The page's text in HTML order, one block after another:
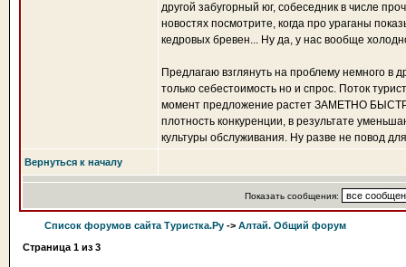
другой забугорный юг, собеседник в числе
новостях посмотрите, когда про ураганы
кедровых бревен... Ну да, у нас вообще
Предлагаю взглянуть на проблему немного в
только себестоимость но и спрос. Поток
момент предложение растет ЗАМЕТНО
плотность конкуренции, в результате
культуры обслуживания. Ну разве не повод
Вернуться к началу
Показать сообщения:
Список форумов сайта Туристка.Ру -> Алтай. Общий форум
Страница 1 из 3